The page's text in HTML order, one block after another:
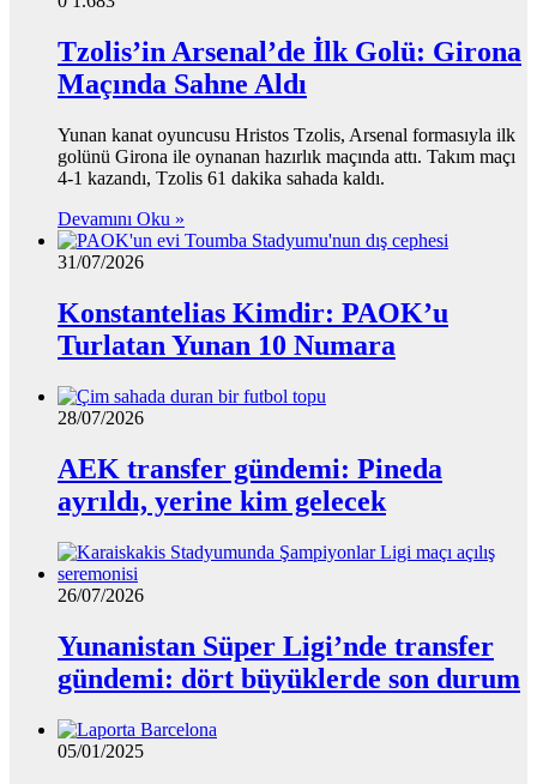
Tzolis’in Arsenal’de İlk Golü: Girona
Maçında Sahne Aldı
Yunan kanat oyuncusu Hristos Tzolis, Arsenal formasıyla ilk
golünü Girona ile oynanan hazırlık maçında attı. Takım maçı
4-1 kazandı, Tzolis 61 dakika sahada kaldı.
Devamını Oku »
31/07/2026
Konstantelias Kimdir: PAOK’u
Turlatan Yunan 10 Numara
28/07/2026
AEK transfer gündemi: Pineda
ayrıldı, yerine kim gelecek
26/07/2026
Yunanistan Süper Ligi’nde transfer
gündemi: dört büyüklerde son durum
05/01/2025